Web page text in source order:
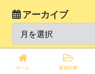
アーカイブ
＼サイト
ホーム 新着記事